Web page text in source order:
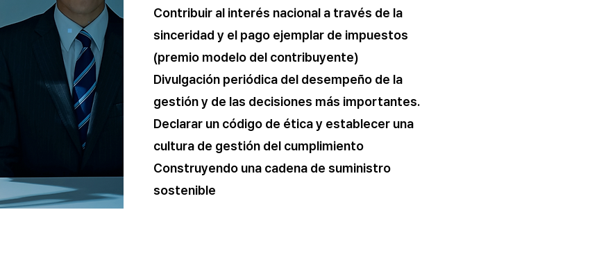
Contribuir al interés nacional a través de la
sinceridad y el pago ejemplar de impuestos
(premio modelo del contribuyente)
Divulgación periódica del desempeño de la
gestión y de las decisiones más importantes.
Declarar un código de ética y establecer una
cultura de gestión del cumplimiento
Construyendo una cadena de suministro
sostenible